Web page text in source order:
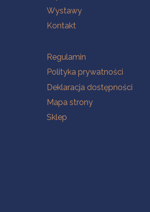
Wystawy
Kontakt
Na skróty
Regulamin
Polityka prywatności
Deklaracja dostępności
Mapa strony
Sklep